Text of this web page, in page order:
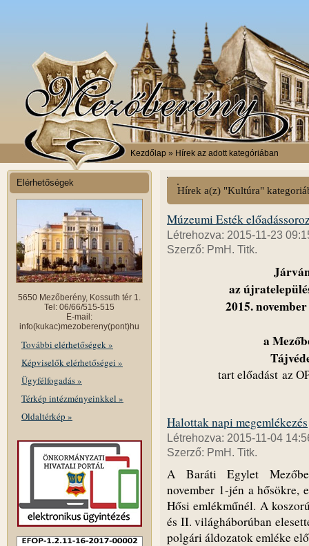
Kezdőlap » Hírek az adott kategóriában
Elérhetőségek
5650 Mezőberény, Kossuth tér 1.
Tel: 06/66/515-515
E-mail:
info(kukac)mezobereny(pont)hu
További elérhetőségek »
Képviselők elérhetőségei »
Ügyfélfogadás »
Térkép intézményeinkkel »
Oldaltérkép »
Hírek a(z) "Kultúra"
Múzeumi Esték
Létrehozva: 2015-11-23
Szerző: PmH. Titk.
az
2015.
a
tart előadást az
Halottak napi megemlékezés
Létrehozva: 2015-11-04
Szerző: PmH. Titk.
A Baráti Egylet
november 1-jén a hősökre,
Hősi emlékműnél. A
és II. világháborúban
polgári áldozatok emléke